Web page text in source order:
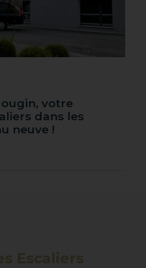
votre
dans les
neuve !
Escaliers